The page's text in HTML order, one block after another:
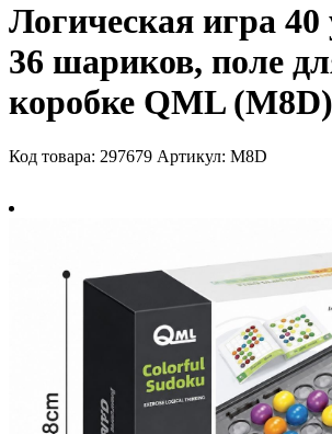
Логическая игра 40
36 шариков, поле
коробке QML (M8D)
Код товара: 297679 Артикул: M8D